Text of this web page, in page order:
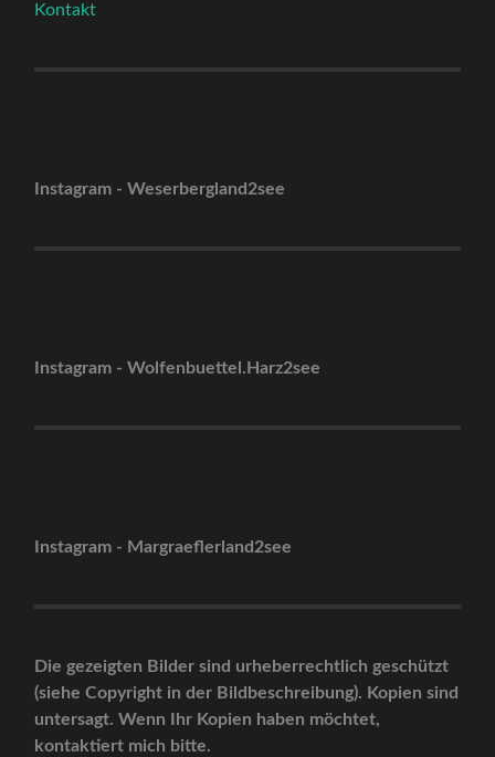
Kontakt
Instagram - Weserbergland2see
Instagram - Wolfenbuettel.Harz2see
Instagram - Margraeflerland2see
Die gezeigten Bilder sind urheberrechtlich geschützt
(siehe Copyright in der Bildbeschreibung). Kopien sind
untersagt. Wenn Ihr Kopien haben möchtet,
kontaktiert mich bitte.